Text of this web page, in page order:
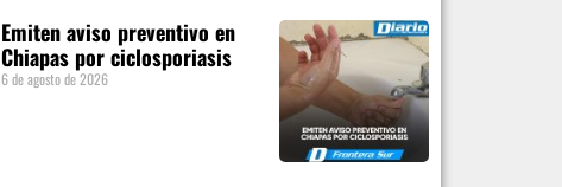
Emiten aviso preventivo en
Chiapas por ciclosporiasis
6 de agosto de 2026